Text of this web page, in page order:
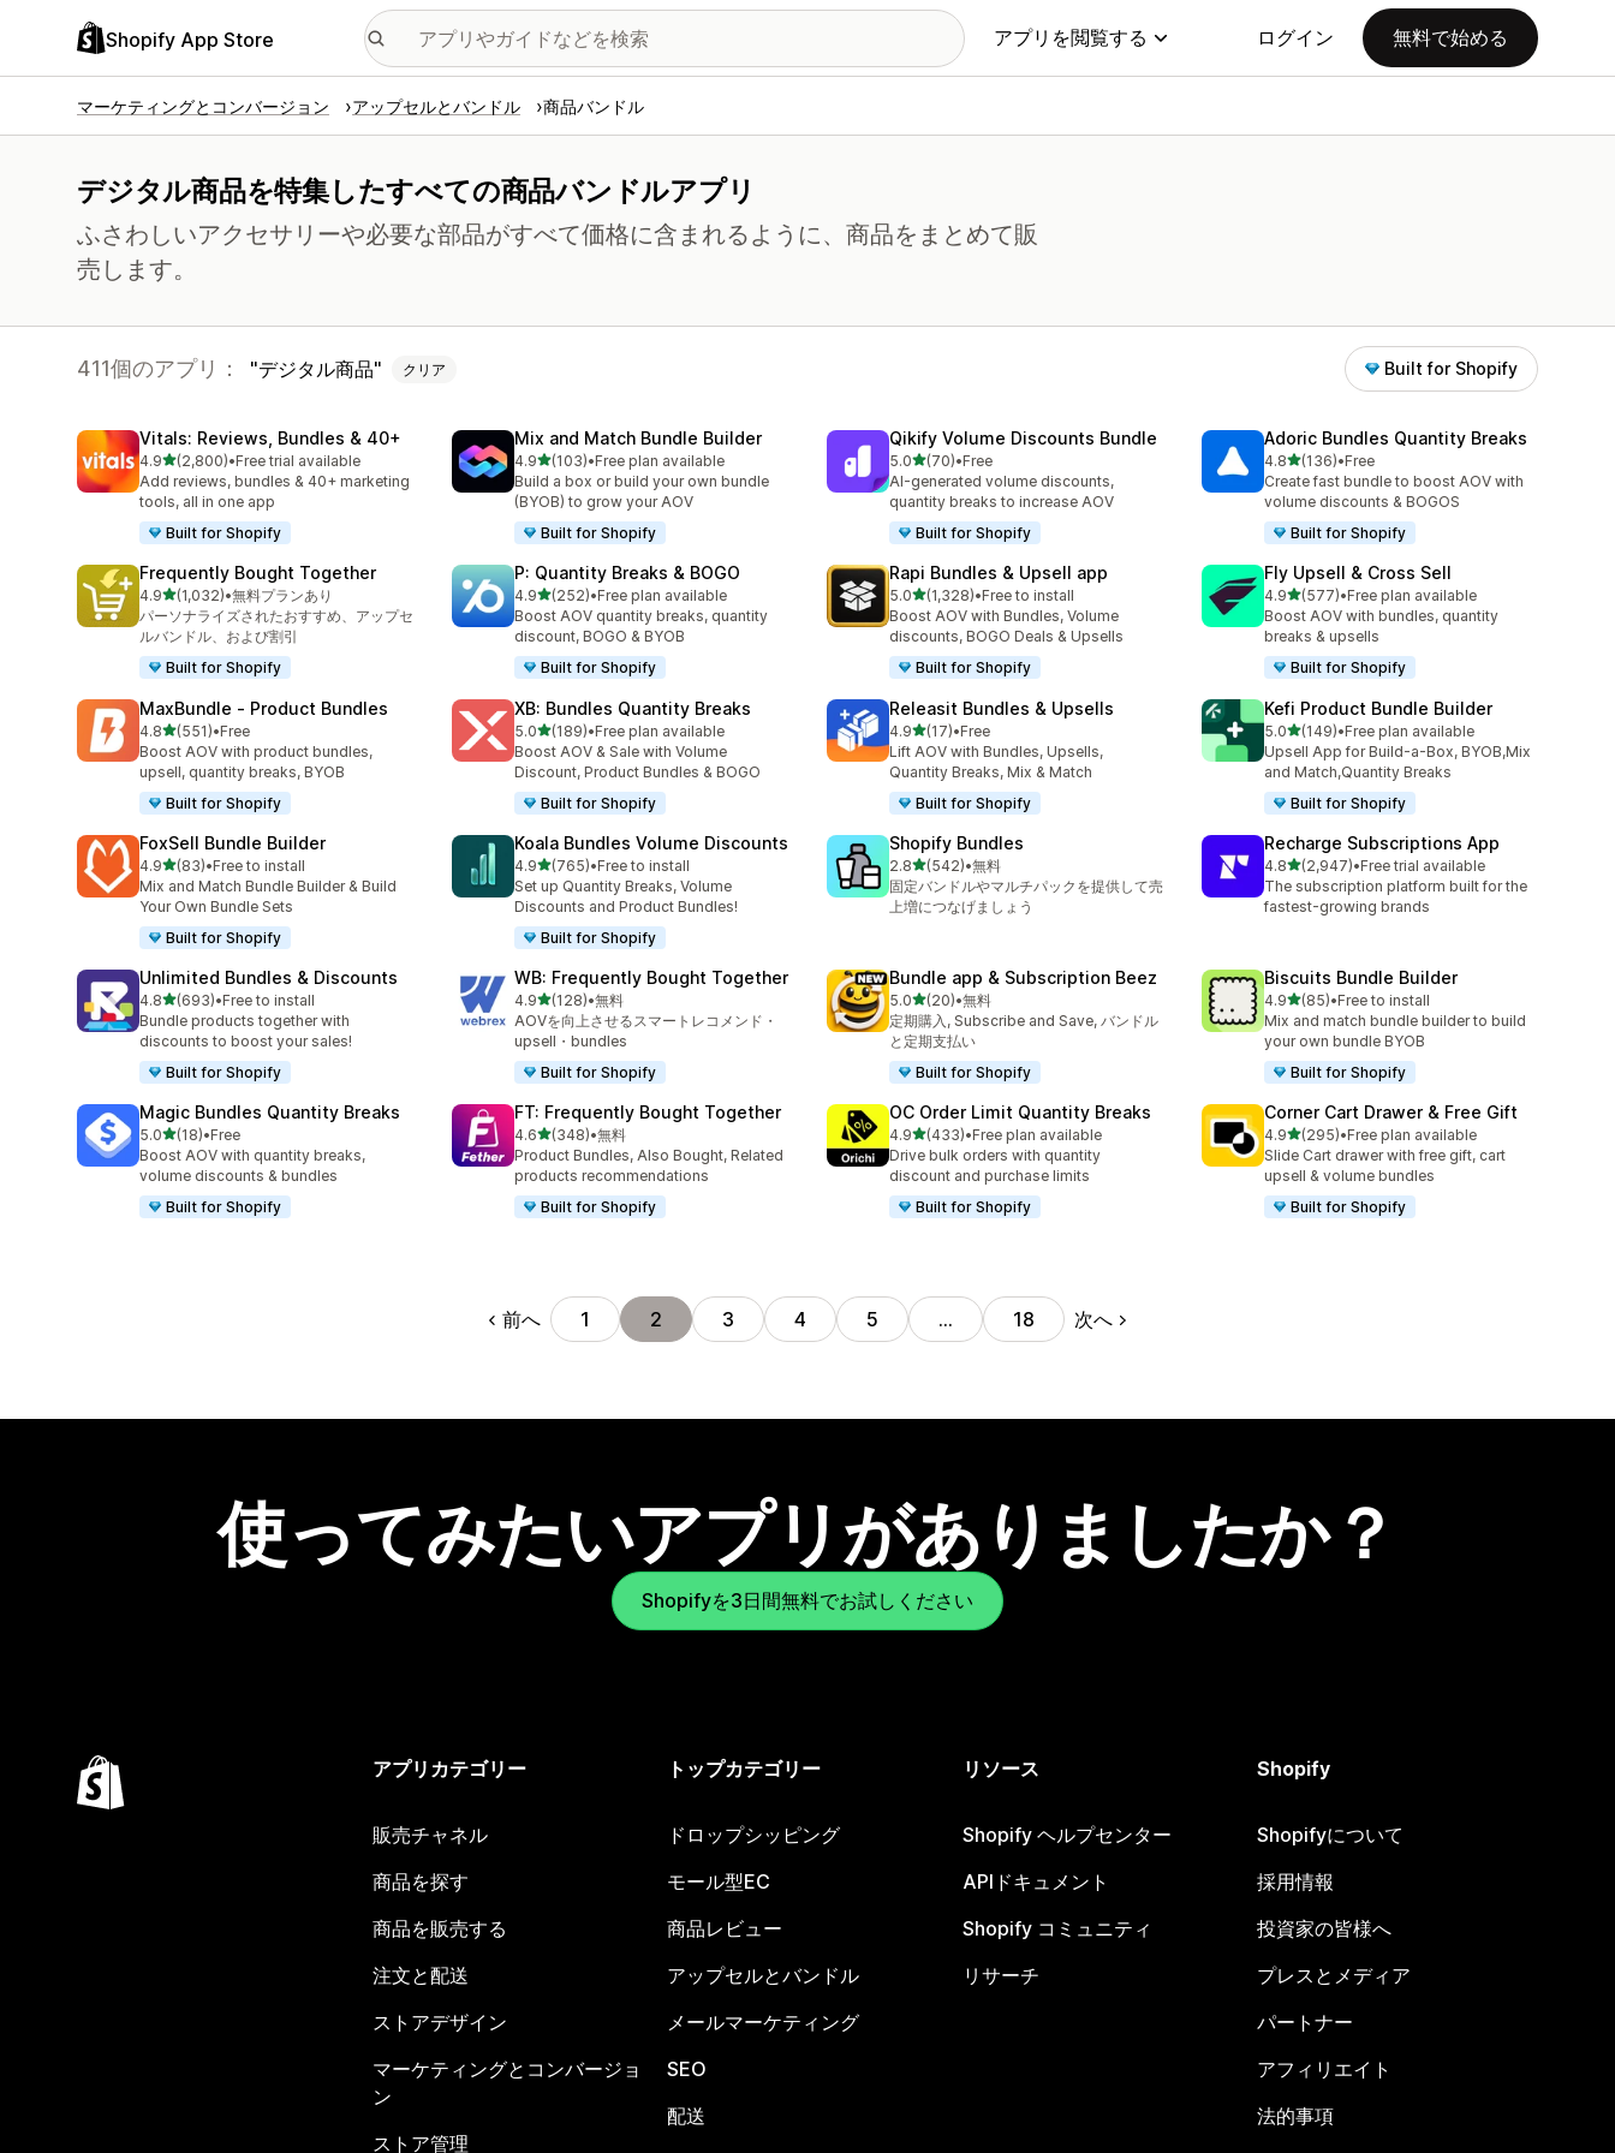
Shopify App Store アプリを閲覧する ログイン 無料で始める
マーケティングとコンバージョン アップセルとバンドル 商品バンドル
デジタル商品を特集したすべての商品バンドルアプリ
ふさわしいアクセサリーや必要な部品がすべて価格に含まれるように、商品をまとめて販
売します。
411個のアプリ： デジタル商品 クリア Built for Shopify
Vitals: Reviews, Bundles & 40+
4.95つ星中
(2,800)
合計レビュー数：2800件
•Free trial available
Add reviews, bundles & 40+ marketing
tools, all in one app
Built for Shopify
Mix and Match Bundle Builder
4.95つ星中
(103)
合計レビュー数：103件
•Free plan available
Build a box or build your own bundle
(BYOB) to grow your AOV
Built for Shopify
Qikify Volume Discounts Bundle
5.05つ星中
(70)
合計レビュー数：70件
•Free
AI-generated volume discounts,
quantity breaks to increase AOV
Built for Shopify
Adoric Bundles Quantity Breaks
4.85つ星中
(136)
合計レビュー数：136件
•Free
Create fast bundle to boost AOV with
volume discounts & BOGOS
Built for Shopify
Frequently Bought Together
4.95つ星中
(1,032)
合計レビュー数：1032件
•無料プランあり
パーソナライズされたおすすめ、アップセ
ルバンドル、および割引
Built for Shopify
P: Quantity Breaks & BOGO
4.95つ星中
(252)
合計レビュー数：252件
•Free plan available
Boost AOV quantity breaks, quantity
discount, BOGO & BYOB
Built for Shopify
Rapi Bundles & Upsell app
5.05つ星中
(1,328)
合計レビュー数：1328件
•Free to install
Boost AOV with Bundles, Volume
discounts, BOGO Deals & Upsells
Built for Shopify
Fly Upsell & Cross Sell
4.95つ星中
(577)
合計レビュー数：577件
•Free plan available
Boost AOV with bundles, quantity
breaks & upsells
Built for Shopify
MaxBundle ‑ Product Bundles
4.85つ星中
(551)
合計レビュー数：551件
•Free
Boost AOV with product bundles,
upsell, quantity breaks, BYOB
Built for Shopify
XB: Bundles Quantity Breaks
5.05つ星中
(189)
合計レビュー数：189件
•Free plan available
Boost AOV & Sale with Volume
Discount, Product Bundles & BOGO
Built for Shopify
Releasit Bundles & Upsells
4.95つ星中
(17)
合計レビュー数：17件
•Free
Lift AOV with Bundles, Upsells,
Quantity Breaks, Mix & Match
Built for Shopify
Kefi Product Bundle Builder
5.05つ星中
(149)
合計レビュー数：149件
•Free plan available
Upsell App for Build-a-Box, BYOB,Mix
and Match,Quantity Breaks
Built for Shopify
FoxSell Bundle Builder
4.95つ星中
(83)
合計レビュー数：83件
•Free to install
Mix and Match Bundle Builder & Build
Your Own Bundle Sets
Built for Shopify
Koala Bundles Volume Discounts
4.95つ星中
(765)
合計レビュー数：765件
•Free to install
Set up Quantity Breaks, Volume
Discounts and Product Bundles!
Built for Shopify
Shopify Bundles
2.85つ星中
(542)
合計レビュー数：542件
•無料
固定バンドルやマルチパックを提供して売
上増につなげましょう
Recharge Subscriptions App
4.85つ星中
(2,947)
合計レビュー数：2947件
•Free trial available
The subscription platform built for the
fastest-growing brands
Unlimited Bundles & Discounts
4.85つ星中
(693)
合計レビュー数：693件
•Free to install
Bundle products together with
discounts to boost your sales!
Built for Shopify
WB: Frequently Bought Together
4.95つ星中
(128)
合計レビュー数：128件
•無料
AOVを向上させるスマートレコメンド・
upsell・bundles
Built for Shopify
Bundle app & Subscription Beez
5.05つ星中
(20)
合計レビュー数：20件
•無料
定期購入, Subscribe and Save, バンドル
と定期支払い
Built for Shopify
Biscuits Bundle Builder
4.95つ星中
(85)
合計レビュー数：85件
•Free to install
Mix and match bundle builder to build
your own bundle BYOB
Built for Shopify
Magic Bundles Quantity Breaks
5.05つ星中
(18)
合計レビュー数：18件
•Free
Boost AOV with quantity breaks,
volume discounts & bundles
Built for Shopify
FT: Frequently Bought Together
4.65つ星中
(348)
合計レビュー数：348件
•無料
Product Bundles, Also Bought, Related
products recommendations
Built for Shopify
OC Order Limit Quantity Breaks
4.95つ星中
(433)
合計レビュー数：433件
•Free plan available
Drive bulk orders with quantity
discount and purchase limits
Built for Shopify
Corner Cart Drawer & Free Gift
4.95つ星中
(295)
合計レビュー数：295件
•Free plan available
Slide Cart drawer with free gift, cart
upsell & volume bundles
Built for Shopify
前へ 1 2 3 4 5 … 18 次へ
使ってみたいアプリがありましたか？
Shopifyを3日間無料でお試しください
アプリカテゴリー
販売チャネル
商品を探す
商品を販売する
注文と配送
ストアデザイン
マーケティングとコンバージョ
ン
ストア管理
トップカテゴリー
ドロップシッピング
モール型EC
商品レビュー
アップセルとバンドル
メールマーケティング
SEO
配送
リソース
Shopify ヘルプセンター
APIドキュメント
Shopify コミュニティ
リサーチ
Shopify
Shopifyについて
採用情報
投資家の皆様へ
プレスとメディア
パートナー
アフィリエイト
法的事項